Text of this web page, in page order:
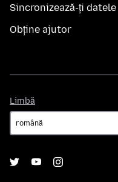
Sincronizează-ți datele
Obține ajutor
Limbă